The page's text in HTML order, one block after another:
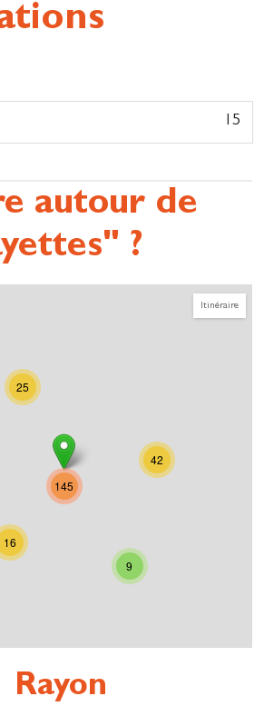
15
autour de
?
Itinéraire
9
42
25
16
145
Rayon